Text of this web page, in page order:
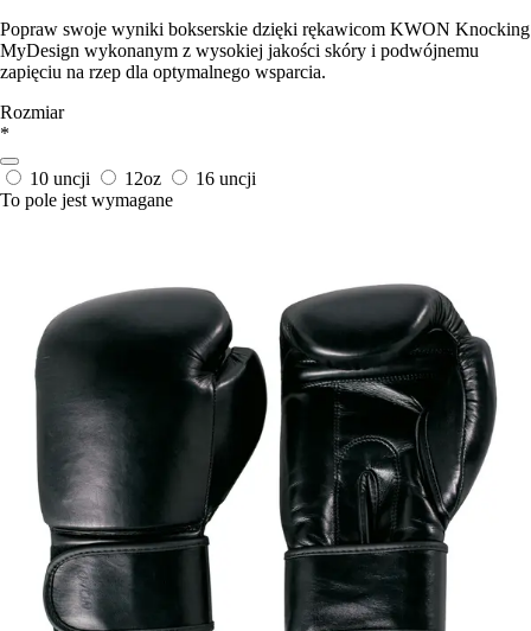
Popraw swoje wyniki bokserskie dzięki rękawicom KWON Knocking
MyDesign wykonanym z wysokiej jakości skóry i podwójnemu
zapięciu na rzep dla optymalnego wsparcia.
Rozmiar
*
10 uncji 12oz
16 uncji
To pole jest wymagane